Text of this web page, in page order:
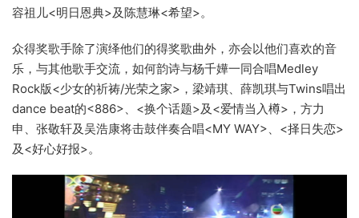
容祖儿<明日恩典>及陈慧琳<希望>。
众得奖歌手除了演绎他们的得奖歌曲外，亦会以他们喜欢的音
乐，与其他歌手交流，如何韵诗与杨千嬅一同合唱Medley
Rock版<少女的祈祷/光荣之家>，梁靖琪、薛凯琪与Twins唱出
dance beat的<886>、<换个话题>及<爱情当入樽>，方力
申、张敬轩及吴浩康将击鼓伴奏合唱<MY WAY>、<择日失恋>
及<好心好报>。